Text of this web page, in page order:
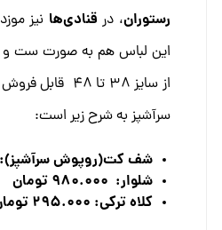
رستوران، درقنادی‌ها نیز
این لباس هم به صورت ست و
از سایز 38 تا
سرآشپز به شرح زیر است:
شف کت(روپوش سرآشپز): 980.000 تومان
شلوار: 980.000 تومان
کلاه ترکی: 295.000 تومان